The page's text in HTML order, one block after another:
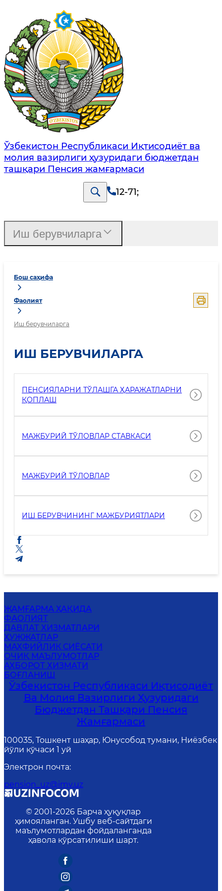
Ўзбекистон Республикаси Иқтисодиёт ва
молия вазирлиги ҳузуридаги бюджетдан
ташқари Пенсия жамғармаси
12-71;
Бош саҳифа
Фаолият
Иш берувчиларга
ИШ БЕРУВЧИЛАРГА
ПЕНСИЯЛАРНИ ТЎЛАШГА ҲАРАЖАТЛАРНИ
ҚОПЛАШ
МАЖБУРИЙ ТЎЛОВЛАР СТАВКАСИ
МАЖБУРИЙ ТЎЛОВЛАР
ИШ БЕРУВЧИНИНГ МАЖБУРИЯТЛАРИ
Иш берувчиларга
ЖАМҒАРМА ҲАҚИДА
ФАОЛИЯТ
ДАВЛАТ ХИЗМАТЛАРИ
ҲУЖЖАТЛАР
MАХФИЙЛИК СИЁСАТИ
ОЧИҚ МАЪЛУМОТЛАР
АХБОРОТ ХИЗМАТИ
БОҒЛАНИШ
Ўзбекистон Республикаси Иқтисодиёт
Ва Молия Вазирлиги Ҳузуридаги
Бюджетдан Ташқари Пенсия
Жамғармаси
100035, Тошкент шаҳар, Юнусобод тумани, Ниёзбек
йўли кўчаси 1 уй
Электрон почта:
pension_uz@imv.uz
© 2001-2026 Барча ҳуқуқлар
ҳимояланган. Ушбу веб-сайтдаги
маълумотлардан фойдаланганда
ҳавола кўрсатилиши шарт.